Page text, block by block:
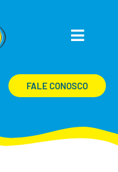
FALE CONOSCO